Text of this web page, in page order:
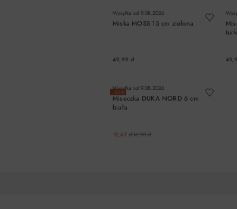
Wysyłka od 9.08.2026
Miska MOSS 15 cm zielona
49,99 zł
−25%
Wysyłka od 9.08.2026
Miseczka DUKA NORD 6 cm
biała
12,67 zł16,90 zł